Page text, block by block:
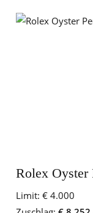
Rolex Oyster
Limit: € 4.000